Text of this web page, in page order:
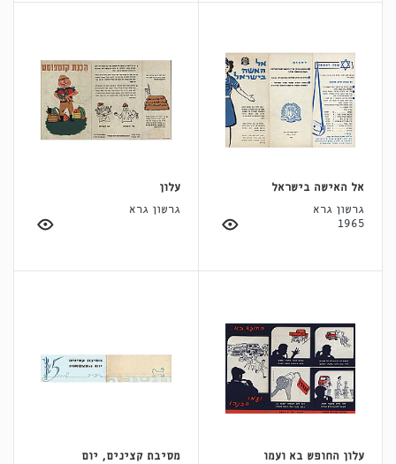
אל האישה בישראל
גרשון גרא
1965
עלון
גרשון גרא
עלון החופש בא ועמו
מסיבת קצינים, יום